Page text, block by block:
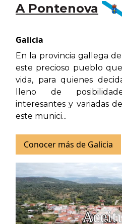
A Pontenova
Galicia
En la provincia gallega
este precioso pueblo
vida, para quienes
lleno de
interesantes y variadas
este munici...
Conocer más de Galicia